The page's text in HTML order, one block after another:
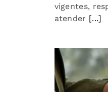
vigentes,
atender [...]